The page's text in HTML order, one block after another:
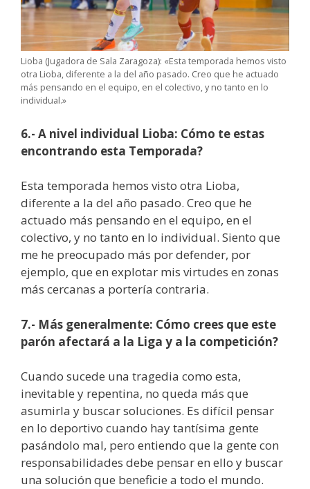
Lioba (Jugadora de Sala Zaragoza): «Esta temporada hemos visto
otra Lioba, diferente a la del año pasado. Creo que he actuado
más pensando en el equipo, en el colectivo, y no tanto en lo
individual.»
6.- A nivel individual Lioba: Cómo te estas
encontrando esta Temporada?
Esta temporada hemos visto otra Lioba,
diferente a la del año pasado. Creo que he
actuado más pensando en el equipo, en el
colectivo, y no tanto en lo individual. Siento que
me he preocupado más por defender, por
ejemplo, que en explotar mis virtudes en zonas
más cercanas a portería contraria.
7.- Más generalmente: Cómo crees que este
parón afectará a la Liga y a la competición?
Cuando sucede una tragedia como esta,
inevitable y repentina, no queda más que
asumirla y buscar soluciones. Es difícil pensar
en lo deportivo cuando hay tantísima gente
pasándolo mal, pero entiendo que la gente con
responsabilidades debe pensar en ello y buscar
una solución que beneficie a todo el mundo.